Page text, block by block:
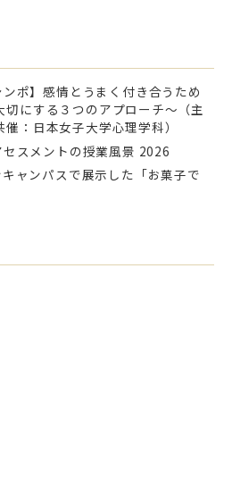
ンポ】感情とうまく付き合うため
切にする３つのアプローチ～（主
：日本女子大学心理学科）
スメントの授業風景 2026
ャンパスで展示した「お菓子で